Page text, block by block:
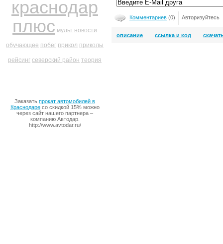
краснодар
плюс мульт новости
обучающее побег прикол приколы
рейсинг северский район теория
Заказать прокат автомобилей в
Краснодаресо скидкой 15% можно
через сайт нашего партнера –
компанию Автодар.
http://www.avtodar.ru/
Комментариев (0) Авторизуйтесь
описание ссылка и код